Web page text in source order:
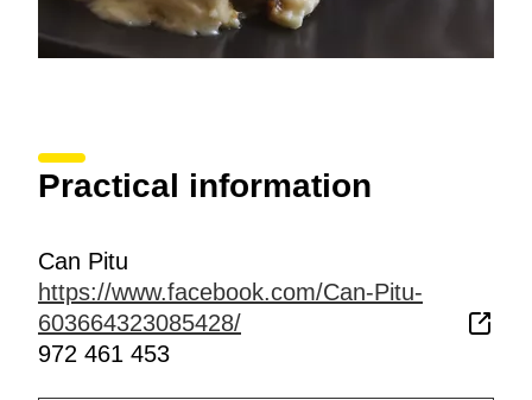
Practical information
Can Pitu
https://www.facebook.com/Can-Pitu-
603664323085428/
972 461 453